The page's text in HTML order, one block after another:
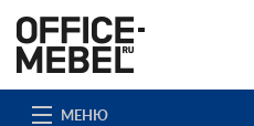
МЕНЮ